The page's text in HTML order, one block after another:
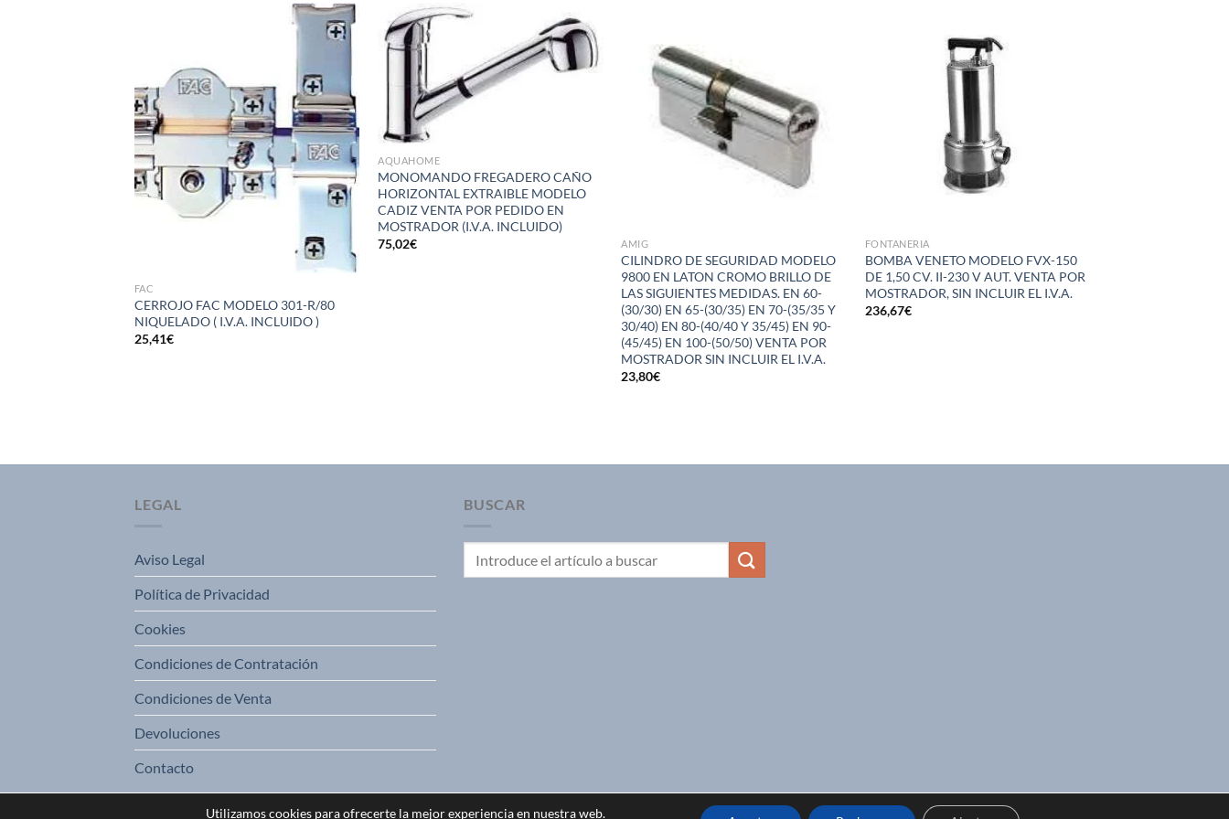
lista de
deseos
FAC
CERROJO FAC MODELO 301-R/80
NIQUELADO ( I.V.A. INCLUIDO )
25,41€
Añadir
a la
AQUAHOME
MONOMANDO FREGADERO CAÑO
HORIZONTAL EXTRAIBLE MODELO
CADIZ VENTA POR PEDIDO EN
MOSTRADOR (I.V.A. INCLUIDO)
75,02€ AMIG
CILINDRO DE SEGURIDAD MODELO
9800 EN LATON CROMO BRILLO DE
LAS SIGUIENTES MEDIDAS. EN 60-
(30/30) EN 65-(30/35) EN 70-(35/35 Y
30/40) EN 80-(40/40 Y 35/45) EN 90-
(45/45) EN 100-(50/50) VENTA POR
MOSTRADOR SIN INCLUIR EL I.V.A.
23,80€
FONTANERIA
BOMBA VENETO MODELO FVX-150
DE 1,50 CV. II-230 V AUT. VENTA POR
MOSTRADOR, SIN INCLUIR EL I.V.A.
236,67€
LEGAL
Aviso Legal
Política de Privacidad
Cookies
Condiciones de Contratación
Condiciones de Venta
Devoluciones
Contacto
BUSCAR
Utilizamos cookies para ofrecerte la mejor experiencia en nuestra web.